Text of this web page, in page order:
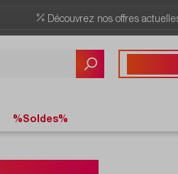
Découvrez nos offres
%Soldes%